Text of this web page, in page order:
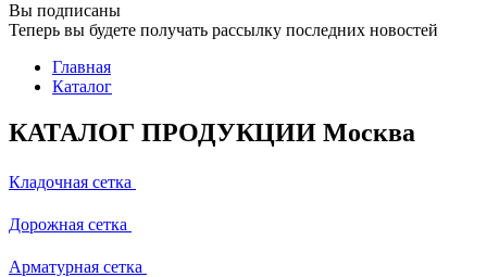
Вы подписаны
Теперь вы будете получать рассылку последних новостей
Главная
Каталог
КАТАЛОГ ПРОДУКЦИИ Москва
Кладочная сетка
Дорожная сетка
Арматурная сетка